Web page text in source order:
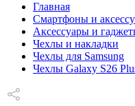
Главная
Смартфоны и
Аксессуары и
Чехлы и накладки
Чехлы для Samsung
Чехлы Galaxy S26